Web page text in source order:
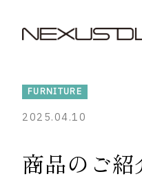
FURNITURE
2025.04.10
商品のご紹